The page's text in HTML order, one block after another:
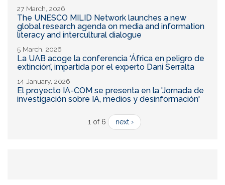
27 March, 2026
The UNESCO MILID Network launches a new
global research agenda on media and information
literacy and intercultural dialogue
5 March, 2026
La UAB acoge la conferencia ‘África en peligro de
extinción’, impartida por el experto Dani Serralta
14 January, 2026
El proyecto IA-COM se presenta en la 'Jornada de
investigación sobre IA, medios y desinformación'
1 of 6 next ›